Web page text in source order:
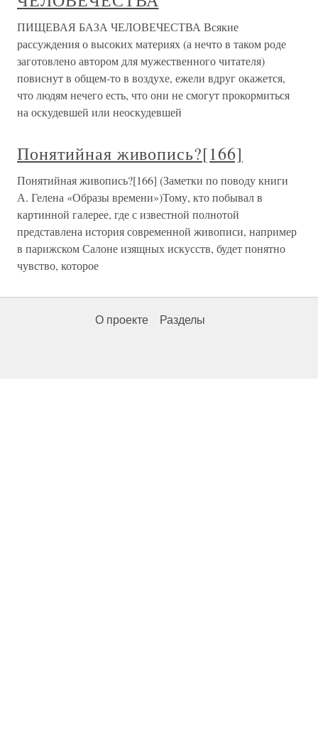
ПИЩЕВАЯ БАЗА ЧЕЛОВЕЧЕСТВА Всякие
рассуждения о высоких материях (а нечто в таком роде
заготовлено автором для мужественного читателя)
повиснут в общем-то в воздухе, ежели вдруг окажется,
что людям нечего есть, что они не смогут прокормиться
на оскудевшей или неоскудевшей
Понятийная живопись?[166]
Понятийная живопись?[166] (Заметки по поводу книги
А. Гелена «Образы времени»)Тому, кто побывал в
картинной галерее, где с известной полнотой
представлена история современной живописи, например
в парижском Салоне изящных искусств, будет понятно
чувство, которое
О проекте Разделы